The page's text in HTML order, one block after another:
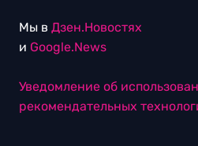
Мы в Дзен.Новостях
и Google.News
Уведомление об
рекомендательных